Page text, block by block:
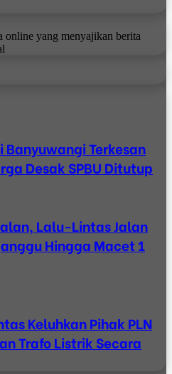
online yang menyajikan berita
Banyuwangi Terkesan
Desak SPBU Ditutup
Lalu-Lintas Jalan
Hingga Macet 1
Keluhkan Pihak PLN
Trafo Listrik Secara